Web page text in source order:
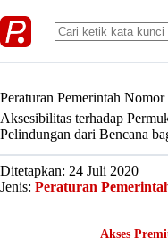
to
content
Peraturan Pemerintah
Aksesibilitas terhadap
Pelindungan dari Bencana
Ditetapkan: 24 Juli 2020
Jenis: Peraturan
Akses